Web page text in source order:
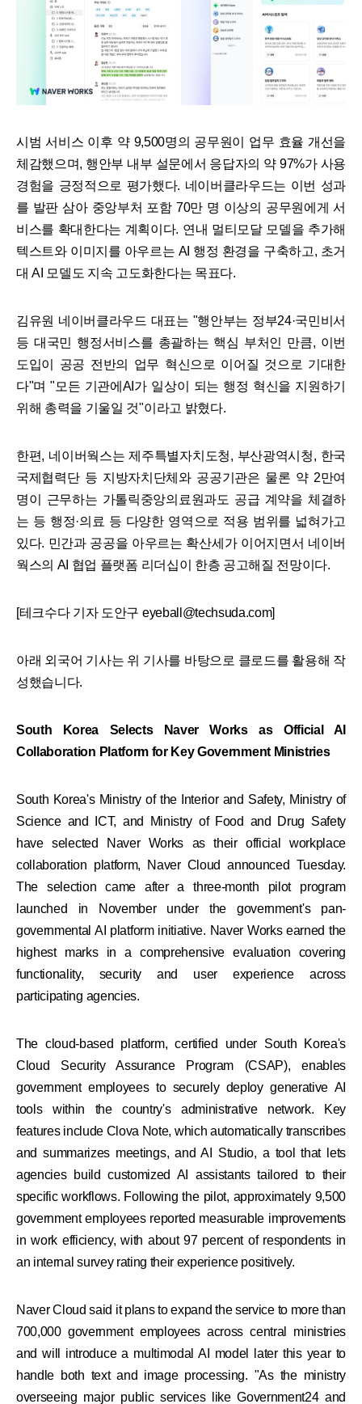
시범 서비스 이후 약 9,500명의 공무원이 업무 효율 개선을
체감했으며, 행안부 내부 설문에서 응답자의 약 97%가 사용
경험을 긍정적으로 평가했다. 네이버클라우드는 이번 성과
를 발판 삼아 중앙부처 포함 70만 명 이상의 공무원에게 서
비스를 확대한다는 계획이다. 연내 멀티모달 모델을 추가해
텍스트와 이미지를 아우르는 AI 행정 환경을 구축하고, 초거
대 AI 모델도 지속 고도화한다는 목표다.
김유원 네이버클라우드 대표는 "행안부는 정부24·국민비서
등 대국민 행정서비스를 총괄하는 핵심 부처인 만큼, 이번
도입이 공공 전반의 업무 혁신으로 이어질 것으로 기대한
다"며 "모든 기관에AI가 일상이 되는 행정 혁신을 지원하기
위해 총력을 기울일 것"이라고 밝혔다.
한편, 네이버웍스는 제주특별자치도청, 부산광역시청, 한국
국제협력단 등 지방자치단체와 공공기관은 물론 약 2만여
명이 근무하는 가톨릭중앙의료원과도 공급 계약을 체결하
는 등 행정·의료 등 다양한 영역으로 적용 범위를 넓혀가고
있다. 민간과 공공을 아우르는 확산세가 이어지면서 네이버
웍스의 AI 협업 플랫폼 리더십이 한층 공고해질 전망이다.
[테크수다 기자 도안구 eyeball@techsuda.com]
아래 외국어 기사는 위 기사를 바탕으로 클로드를 활용해 작
성했습니다.
South Korea Selects Naver Works as Official AI
Collaboration Platform for Key Government Ministries
South Korea's Ministry of the Interior and Safety, Ministry of
Science and ICT, and Ministry of Food and Drug Safety
have selected Naver Works as their official workplace
collaboration platform, Naver Cloud announced Tuesday.
The selection came after a three-month pilot program
launched in November under the government's pan-
governmental AI platform initiative. Naver Works earned the
highest marks in a comprehensive evaluation covering
functionality, security and user experience across
participating agencies.
The cloud-based platform, certified under South Korea's
Cloud Security Assurance Program (CSAP), enables
government employees to securely deploy generative AI
tools within the country's administrative network. Key
features include Clova Note, which automatically transcribes
and summarizes meetings, and AI Studio, a tool that lets
agencies build customized AI assistants tailored to their
specific workflows. Following the pilot, approximately 9,500
government employees reported measurable improvements
in work efficiency, with about 97 percent of respondents in
an internal survey rating their experience positively.
Naver Cloud said it plans to expand the service to more than
700,000 government employees across central ministries
and will introduce a multimodal AI model later this year to
handle both text and image processing. "As the ministry
overseeing major public services like Government24 and